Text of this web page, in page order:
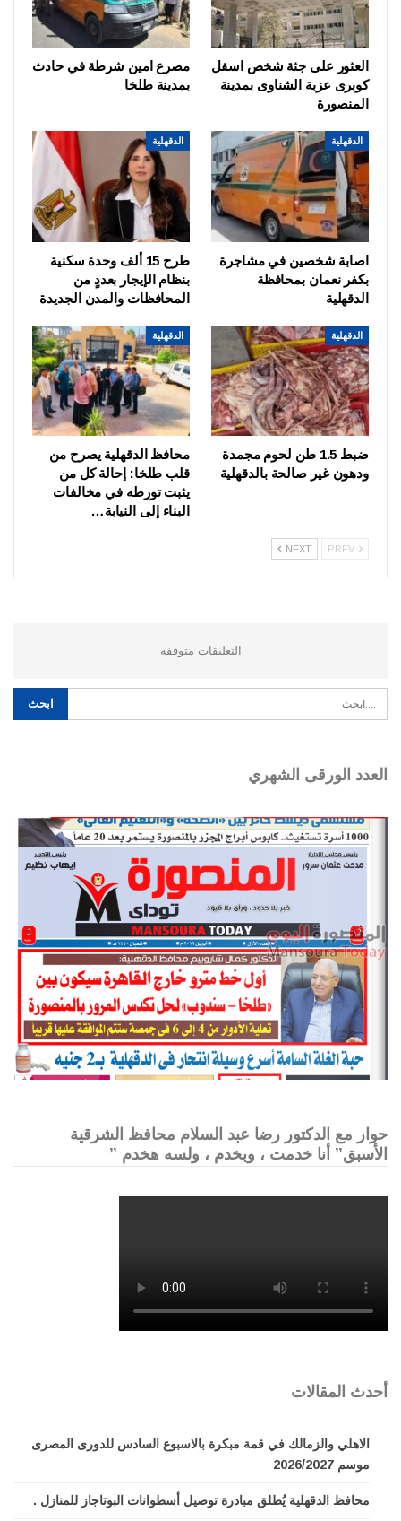
العثور على جثة شخص اسفل
كوبرى عزبة الشناوى بمدينة
المنصورة
مصرع امين شرطة في حادث
بمدينة طلخا
الدقهلية
اصابة شخصين في مشاجرة
بكفر نعمان بمحافظة
الدقهلية
الدقهلية
طرح 15 ألف وحدة سكنية
بنظام الإيجار بعددٍ من
المحافظات والمدن الجديدة
الدقهلية
ضبط 1.5 طن لحوم مجمدة
ودهون غير صالحة بالدقهلية
الدقهلية
محافظ الدقهلية يصرح من
قلب طلخا: إحالة كل من
يثبت تورطه في مخالفات
البناء إلى النيابة…
NEXT
التعليقات متوقفه
العدد الورقى الشهري
حوار مع الدكتور رضا عبد السلام محافظ الشرقية
الأسبق” أنا خدمت ، وبخدم ، ولسه هخدم ”
أحدث المقالات
الاهلي والزمالك في قمة مبكرة بالاسبوع السادس للدورى المصرى
موسم 2026/2027
محافظ الدقهلية يُطلق مبادرة توصيل أسطوانات البوتاجاز للمنازل .